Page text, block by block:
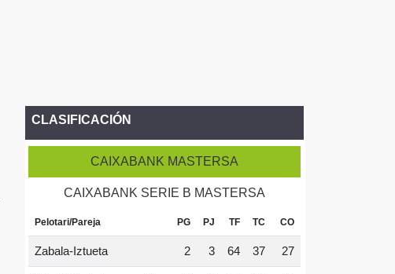
CLASIFICACIÓN
CAIXABANK MASTERSA
CAIXABANK SERIE B MASTERSA
Pelotari/Pareja PG PJ TF TC CO
Zabala-Iztueta 2 3 64 37 27